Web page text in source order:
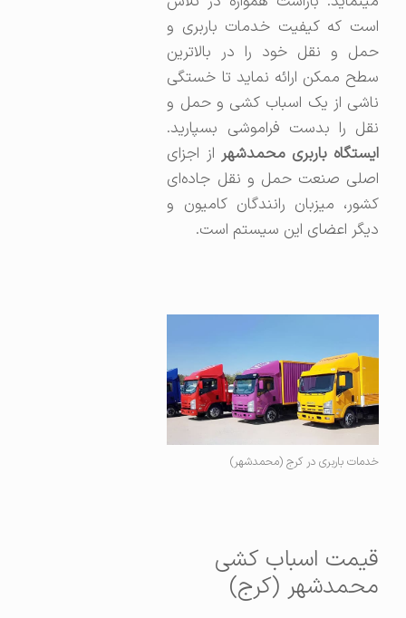
است که کیفیت خدمات باربری و
حمل و نقل خود را در بالاترین
سطح ممکن ارائه نماید تا خستگی
ناشی از یک اسباب کشی و حمل و
نقل را بدست فراموشی بسپارید.
ایستگاه باربری محمدشهراز اجزای
اصلی صنعت حمل و نقل جاده‌ای
کشور، میزبان رانندگان کامیون و
دیگر اعضای این سیستم است.
خدمات باربری در کرج (محمدشهر)
قیمت اسباب کشی
محمدشهر (کرج)